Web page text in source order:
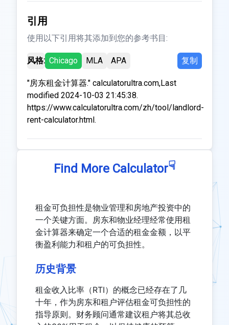
引用
使用以下引用将其添加到您的参考书目:
风格: Chicago MLA APA 复制
"房东租金计算器." calculatorultra.com,Last
modified 2024-10-03 21:45:38.
https://www.calculatorultra.com/zh/tool/landlord-
rent-calculator.html.
Find More Calculator☟
租金可负担性是物业管理和房地产投资中的
一个关键方面。房东和物业经理经常使用租
金计算器来确定一个合适的租金金额，以平
衡盈利能力和租户的可负担性。
历史背景
租金收入比率（RTI）的概念已经存在了几
十年，作为房东和租户评估租金可负担性的
指导原则。财务顾问通常建议租户将其总收